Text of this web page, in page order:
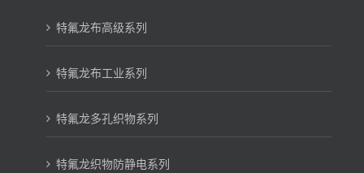
特氟龙布高级系列
特氟龙布工业系列
特氟龙多孔织物系列
特氟龙织物防静电系列